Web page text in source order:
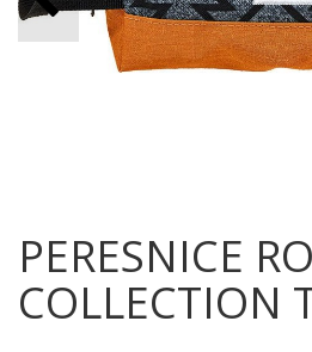
PERESNICE
COLLECTION